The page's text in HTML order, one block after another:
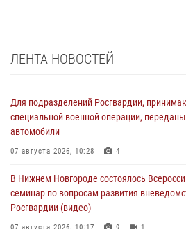
ЛЕНТА НОВОСТЕЙ
Для подразделений Росгвардии,
специальной военной операции,
автомобили
07 августа 2026, 10:28 4
В Нижнем Новгороде состоялось
семинар по вопросам развития
Росгвардии (видео)